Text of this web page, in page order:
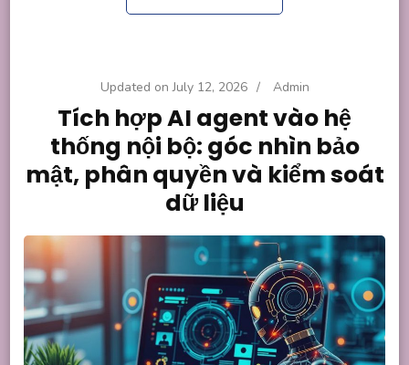
Updated onJuly 12, 2026 / Admin
Tích hợp AI agent vào hệ
thống nội bộ: góc nhìn bảo
mật, phân quyền và kiểm soát
dữ liệu